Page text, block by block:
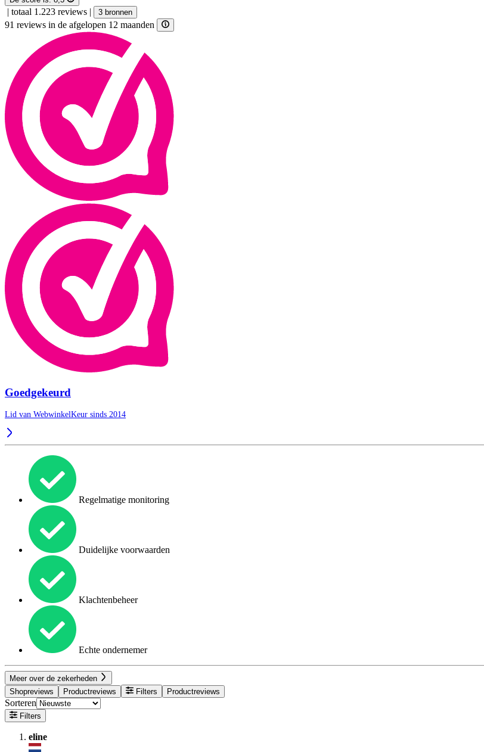
| totaal 1.223 reviews | 3 bronnen
91 reviews in de afgelopen 12 maanden
Goedgekeurd
Lid van WebwinkelKeur sinds 2014
Regelmatige monitoring
Duidelijke voorwaarden
Klachtenbeheer
Echte ondernemer
Meer over de zekerheden
Shopreviews
Productreviews Filters Productreviews
Sorteren
Filters
eline